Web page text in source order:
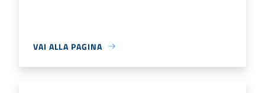
VAI ALLA PAGINA